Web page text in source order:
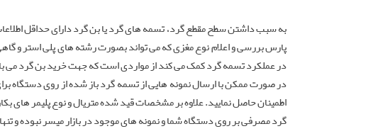
به سبب داشتن سطح مقطع گرد، تسمه های گرد یا بن گرد دارای حداقل
پارس بررسی و اعلام نوع مغزی که می تواند بصورت رشته های پلی استر و
در عملکرد تسمه گرد کمک می کند از مواردی است که جهت خرید بن گرد می
در صورت ممکن با ارسال نمونه هایی از تسمه گرد باز شده از روی دستگاه
اطمینان حاصل نمایید. علاوه بر مشخصات قید شده متریال و نوع پلیمر های
گرد مصرفی بر روی دستگاه شما و نمونه های موجود در بازار میسر نبوده و